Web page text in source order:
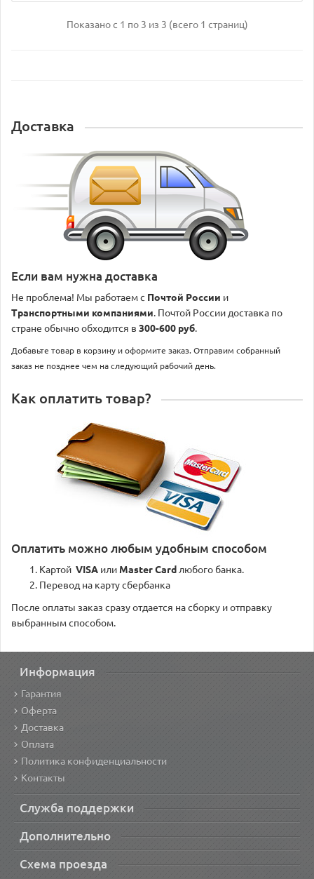
Показано с 1 по 3 из 3 (всего 1 страниц)
Доставка
Если вам нужна доставка
Не проблема! Мы работаем с Почтой России и
Транспортными компаниями. Почтой России доставка по
стране обычно обходится в 300-600 руб.
Добавьте товар в корзину и оформите заказ. Отправим собранный
заказ не позднее чем на следующий рабочий день.
Как оплатить товар?
Оплатить можно любым удобным способом
Картой VISA или Master Card любого банка.
Перевод на карту сбербанка
После оплаты заказ сразу отдается на сборку и отправку
выбранным способом.
Информация
Гарантия
Оферта
Доставка
Оплата
Политика конфиденциальности
Контакты
Служба поддержки
Дополнительно
Схема проезда